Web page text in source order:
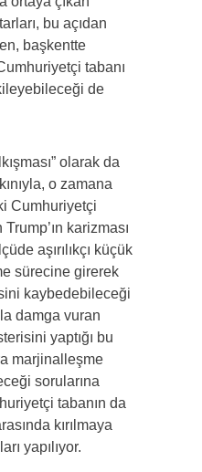
bu açıdan
başkentte
tabanı
de
olarak da
o zamana
Cumhuriyetçi
karizması
aşırılıkçı küçük
sürecine girerek
kaybedebileceği
damga vuran
yaptığı bu
marjinalleşme
sorularına
tabanın da
kırılmaya
yapılıyor.